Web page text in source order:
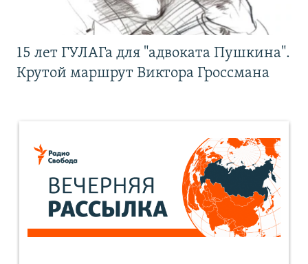
15 лет ГУЛАГа для "адвоката Пушкина".
Крутой маршрут Виктора Гроссмана